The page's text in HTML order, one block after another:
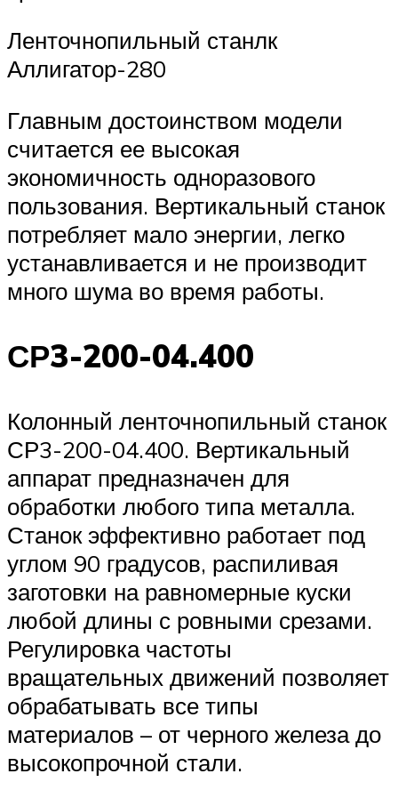
Ленточнопильный станлк
Аллигатор-280
Главным достоинством модели
считается ее высокая
экономичность одноразового
пользования. Вертикальный станок
потребляет мало энергии, легко
устанавливается и не производит
много шума во время работы.
СР3-200-04.400
Колонный ленточнопильный станок
СР3-200-04.400. Вертикальный
аппарат предназначен для
обработки любого типа металла.
Станок эффективно работает под
углом 90 градусов, распиливая
заготовки на равномерные куски
любой длины с ровными срезами.
Регулировка частоты
вращательных движений позволяет
обрабатывать все типы
материалов – от черного железа до
высокопрочной стали.